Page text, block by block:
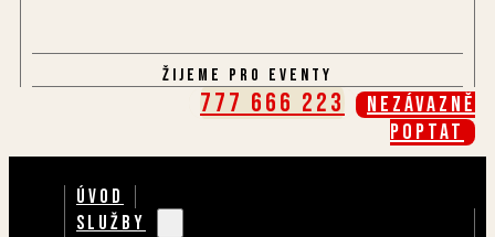
Žijeme pro eventy
777 666 223
Nezávazně
poptat
ÚVOD
SLUŽBY